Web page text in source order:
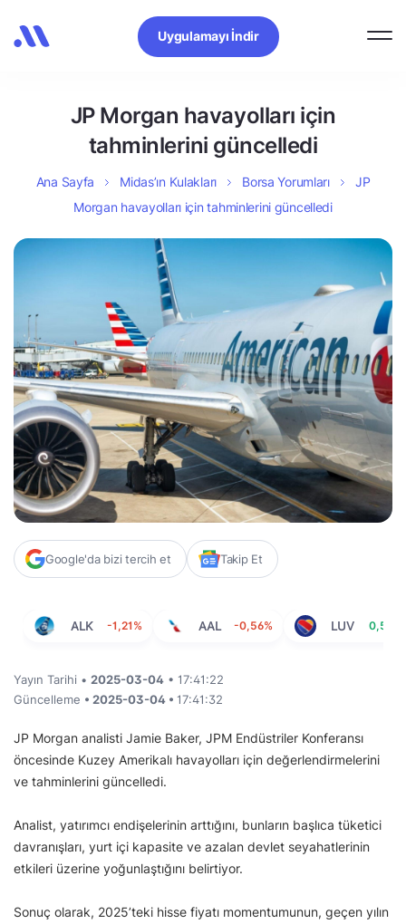
Uygulamayı İndir
JP Morgan havayolları için
tahminlerini güncelledi
Ana Sayfa Midas’ın Kulakları Borsa Yorumları
JP
Morgan havayolları için tahminlerini güncelledi
Google'da bizi tercih et Takip Et
ALK -1,21% AAL -0,56% LUV 0,50%
Yayın Tarihi • 2025-03-04 • 17:41:22
Güncelleme • 2025-03-04 • 17:41:32
JP Morgan analisti Jamie Baker, JPM Endüstriler Konferansı
öncesinde Kuzey Amerikalı havayolları için değerlendirmelerini
ve tahminlerini güncelledi.
Analist, yatırımcı endişelerinin arttığını, bunların başlıca tüketici
davranışları, yurt içi kapasite ve azalan devlet seyahatlerinin
etkileri üzerine yoğunlaştığını belirtiyor.
Sonuç olarak, 2025’teki hisse fiyatı momentumunun, geçen yılın